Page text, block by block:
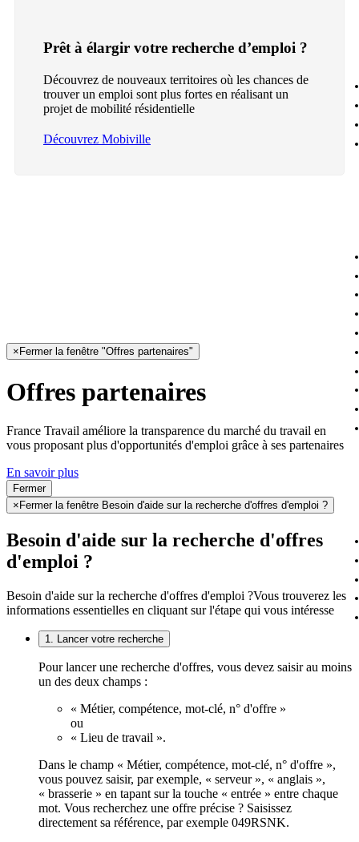
Prêt à élargir votre recherche d’emploi ?
Découvrez de nouveaux territoires où les chances de
trouver un emploi sont plus fortes en réalisant un
projet de mobilité résidentielle
Découvrez Mobiville
× Fermer la fenêtre "Offres partenaires"
Offres partenaires
France Travail améliore la transparence du marché du travail en
vous proposant plus d'opportunités d'emploi grâce à ses partenaires
En savoir plus
Fermer
× Fermer la fenêtre Besoin d'aide sur la recherche d'offres d'emploi ?
Besoin d'aide sur la recherche d'offres
d'emploi ?
Besoin d'aide sur la recherche d'offres d'emploi ?Vous trouverez les
informations essentielles en cliquant sur l'étape qui vous intéresse
1. Lancer votre recherche
Pour lancer une recherche d'offres, vous devez saisir au moins
un des deux champs :
« Métier, compétence, mot-clé, n° d'offre »
ou
« Lieu de travail ».
Dans le champ « Métier, compétence, mot-clé, n° d'offre »,
vous pouvez saisir, par exemple, « serveur », « anglais »,
« brasserie » en tapant sur la touche « entrée » entre chaque
mot. Vous recherchez une offre précise ? Saisissez
directement sa référence, par exemple 049RSNK.